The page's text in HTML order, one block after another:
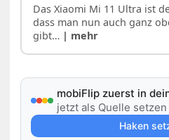
Das Xiaomi Mi 11 Ultra ist
dass man nun auch ganz
gibt… | mehr
mobiFlip zuerst in
jetzt als Quelle setzen
Haken